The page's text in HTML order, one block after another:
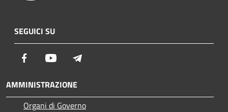
SEGUICI SU
Facebook Youtube
AMMINISTRAZIONE
Organi di Governo